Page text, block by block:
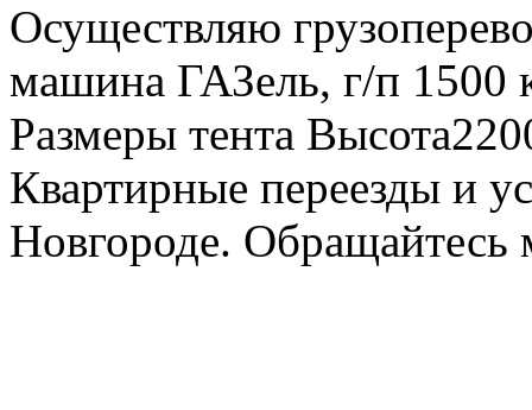
Осуществляю
машина ГАЗель, г/п 1500
Размеры тента
Квартирные переезды и
Новгороде.